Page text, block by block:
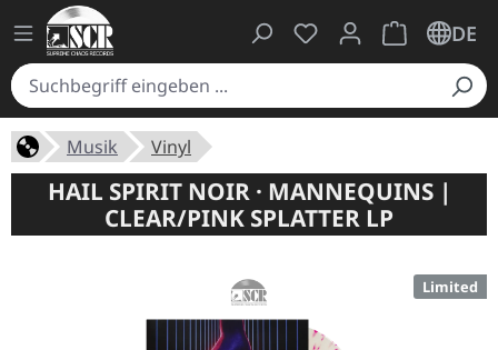
Du hast 0 Produkte
Warenkorb
DE
Musik Vinyl
HAIL SPIRIT NOIR · MANNEQUINS |
CLEAR/PINK SPLATTER LP
Limited